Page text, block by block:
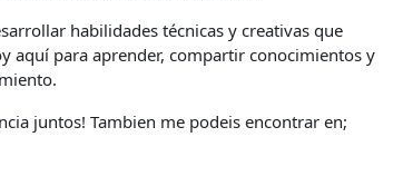
habilidades técnicas y creativas que
aquí para aprender, compartir conocimientos y
juntos! Tambien me podeis encontrar en;